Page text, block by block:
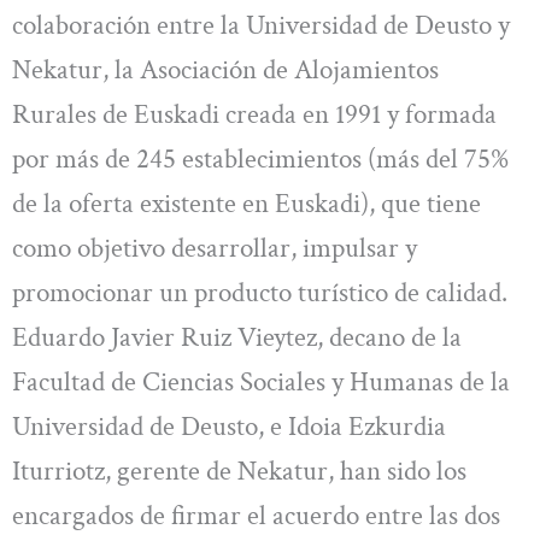
colaboración entre la Universidad de Deusto y
Nekatur, la Asociación de Alojamientos
Rurales de Euskadi creada en 1991 y formada
por más de 245 establecimientos (más del 75%
de la oferta existente en Euskadi), que tiene
como objetivo desarrollar, impulsar y
promocionar un producto turístico de calidad.
Eduardo Javier Ruiz Vieytez, decano de la
Facultad de Ciencias Sociales y Humanas de la
Universidad de Deusto, e Idoia Ezkurdia
Iturriotz, gerente de Nekatur, han sido los
encargados de firmar el acuerdo entre las dos